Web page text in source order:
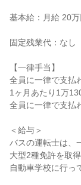
基本給：月給 20万
固定残業代：なし
【一律手当】
全員に一律で支払
1ヶ月あたり1万
全員に一律で支払
＜給与＞
バスの運転士は、
大型2種免許を取
自動車学校に行っ